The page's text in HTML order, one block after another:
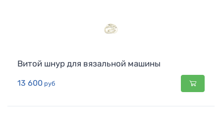
Витой шнур для вязальной машины
13 600 руб